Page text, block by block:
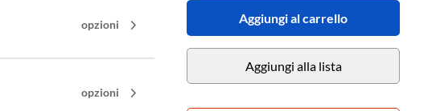
opzioni
opzioni
Aggiungi al carrello
Aggiungi alla lista